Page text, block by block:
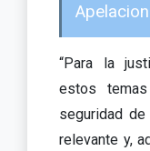
“Para la
estos
seguridad
relevante y,